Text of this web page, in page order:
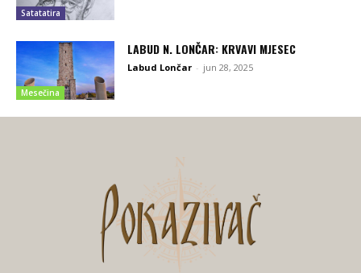
Satatatira
Mesečina
LABUD N. LONČAR: KRVAVI MJESEC
Labud Lončar - jun 28, 2025